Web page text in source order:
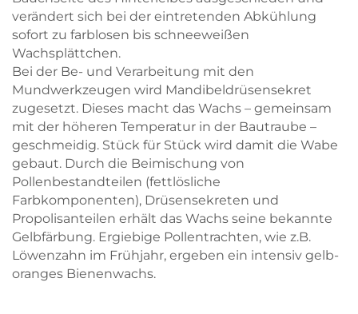
verändert sich bei der eintretenden Abkühlung
sofort zu farblosen bis schneeweißen
Wachsplättchen.
Bei der Be- und Verarbeitung mit den
Mundwerkzeugen wird Mandibeldrüsensekret
zugesetzt. Dieses macht das Wachs – gemeinsam
mit der höheren Temperatur in der Bautraube –
geschmeidig. Stück für Stück wird damit die Wabe
gebaut. Durch die Beimischung von
Pollenbestandteilen (fettlösliche
Farbkomponenten), Drüsensekreten und
Propolisanteilen erhält das Wachs seine bekannte
Gelbfärbung. Ergiebige Pollentrachten, wie z.B.
Löwenzahn im Frühjahr, ergeben ein intensiv gelb-
oranges Bienenwachs.